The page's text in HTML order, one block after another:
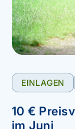
EINLAGEN
10 €
im Juni